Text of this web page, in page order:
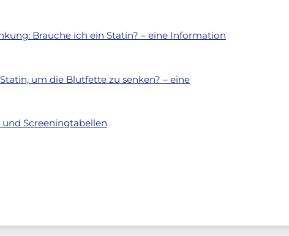
Brauche ich ein Statin? – eine Information
um die Blutfette zu senken? – eine
Screeningtabellen